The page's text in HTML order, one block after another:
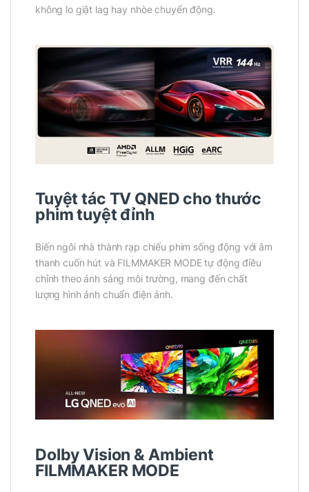
không lo giật lag hay nhòe chuyển động.
Tuyệt tác TV QNED cho thước
phim tuyệt đỉnh
Biến ngôi nhà thành rạp chiếu phim sống động với âm
thanh cuốn hút và FILMMAKER MODE tự động điều
chỉnh theo ánh sáng môi trường, mang đến chất
lượng hình ảnh chuẩn điện ảnh.
Dolby Vision & Ambient
FILMMAKER MODE